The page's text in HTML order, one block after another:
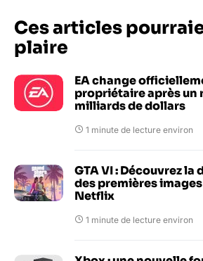
Ces articles
plaire
EA change
propriétaire après un
milliards de dollars
1 minute de lecture environ
GTA VI : Découvrez
des premières
Netflix
1 minute de lecture environ